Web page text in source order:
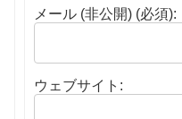
メール (非公開) (必須):
ウェブサイト: